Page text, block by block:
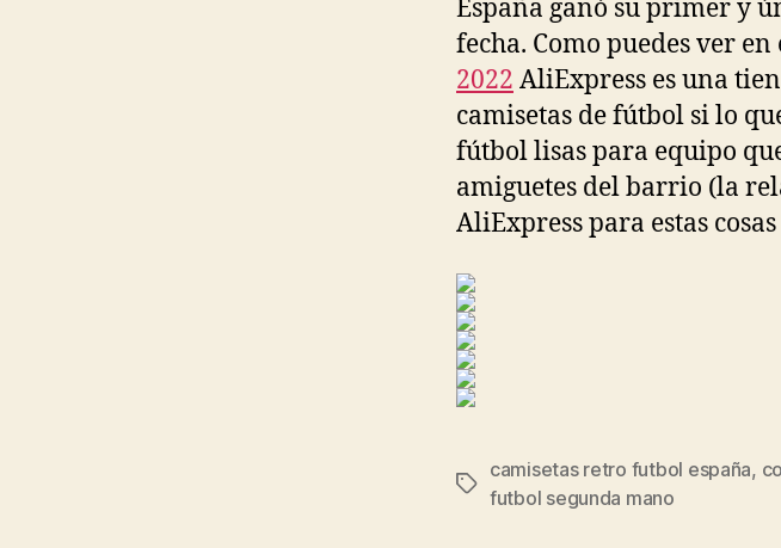
España ganó su primer y
fecha. Como puedes ver en
2022 AliExpress es una
camisetas de fútbol si lo
fútbol lisas para equipo
amiguetes del barrio (la
AliExpress para estas
Etiquetas
camisetas retro futbol españa,
futbol segunda mano